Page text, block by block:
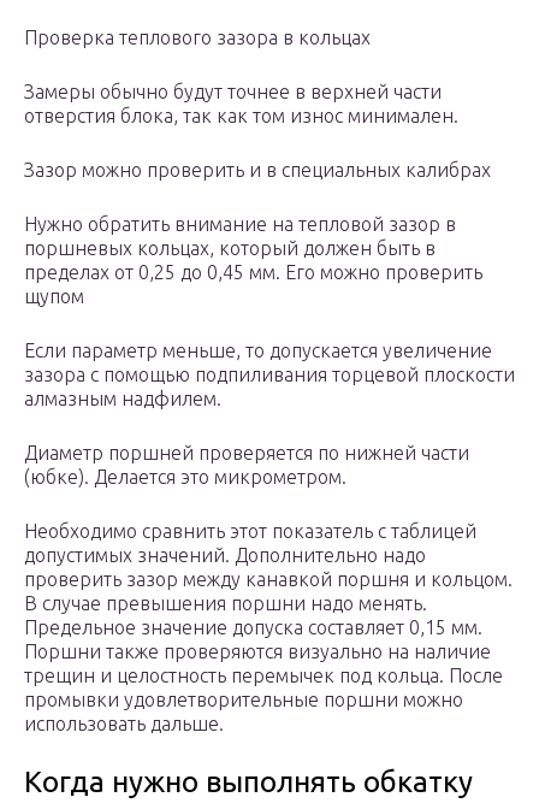
Проверка теплового зазора в кольцах
Замеры обычно будут точнее в верхней части
отверстия блока, так как том износ минимален.
Зазор можно проверить и в специальных калибрах
Нужно обратить внимание на тепловой зазор в
поршневых кольцах, который должен быть в
пределах от 0,25 до 0,45 мм. Его можно проверить
щупом
Если параметр меньше, то допускается увеличение
зазора с помощью подпиливания торцевой плоскости
алмазным надфилем.
Диаметр поршней проверяется по нижней части
(юбке). Делается это микрометром.
Необходимо сравнить этот показатель с таблицей
допустимых значений. Дополнительно надо
проверить зазор между канавкой поршня и кольцом.
В случае превышения поршни надо менять.
Предельное значение допуска составляет 0,15 мм.
Поршни также проверяются визуально на наличие
трещин и целостность перемычек под кольца. После
промывки удовлетворительные поршни можно
использовать дальше.
Когда нужно выполнять обкатку